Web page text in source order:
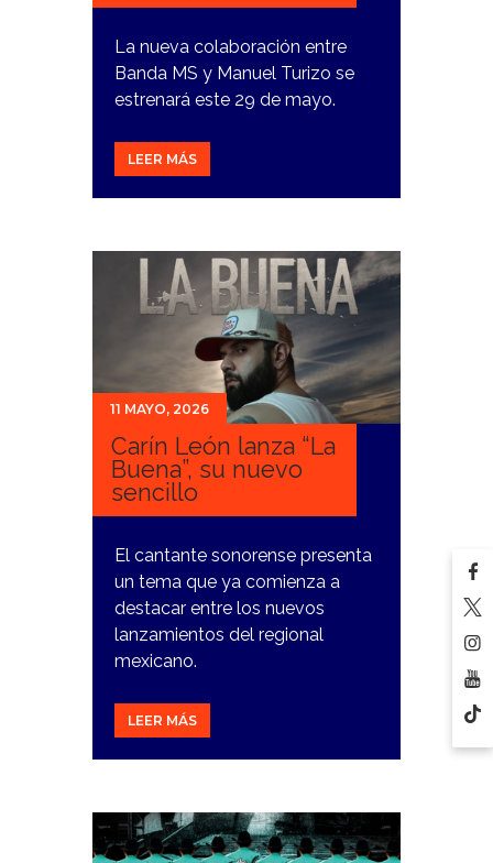
La nueva colaboración entre
Banda MS y Manuel Turizo se
estrenará este 29 de mayo.
LEER MÁS
11 MAYO, 2026
Carín León lanza “La
Buena”, su nuevo
sencillo
El cantante sonorense presenta
un tema que ya comienza a
destacar entre los nuevos
lanzamientos del regional
mexicano.
LEER MÁS